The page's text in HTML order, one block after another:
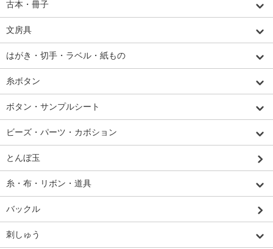
古本・冊子
文房具
はがき・切手・ラベル・紙もの
糸ボタン
ボタン・サンプルシート
ビーズ・パーツ・カボション
とんぼ玉
糸・布・リボン・道具
バックル
刺しゅう